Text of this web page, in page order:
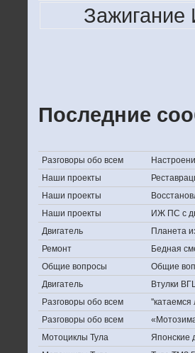
Последние
Разговоры обо всем
Наши проекты
Наши проекты
Наши проекты
ИЖ ПС с
Двигатель
Планета
Ремонт
Бедная
Общие вопросы
Общие
Двигатель
Втулки
Разговоры обо всем
Разговоры обо всем
Мотоциклы Тула
Японские